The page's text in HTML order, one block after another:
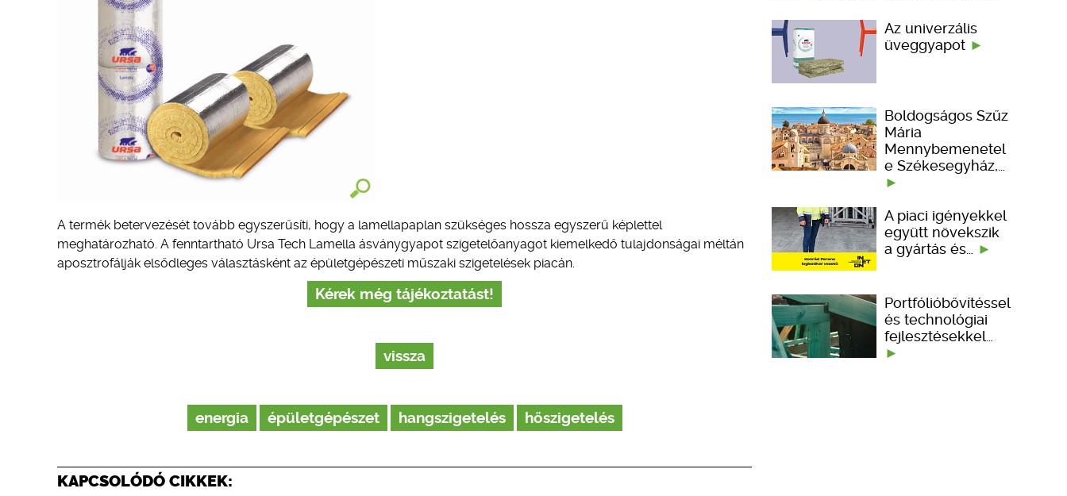
A termék betervezését tovább egyszerűsíti, hogy a lamellapaplan szükséges hossza egyszerű képlettel
meghatározható. A fenntartható Ursa Tech Lamella ásványgyapot szigetelőanyagot kiemelkedő tulajdonságai méltán
aposztrofálják elsődleges választásként az épületgépészeti műszaki szigetelések piacán.
Kérek még tájékoztatást!
vissza
energia épületgépészet hangszigetelés hőszigetelés
KAPCSOLÓDÓ CIKKEK:
Az univerzális
üveggyapot
Boldogságos Szűz
Mária
Mennybemenetel
e Székesegyház,…
A piaci igényekkel
együtt növekszik
a gyártás és…
Portfólióbővítéssel
és technológiai
fejlesztésekkel…